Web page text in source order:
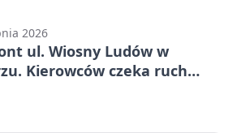
2026
ul. Wiosny Ludów w
Kierowców czeka ruch